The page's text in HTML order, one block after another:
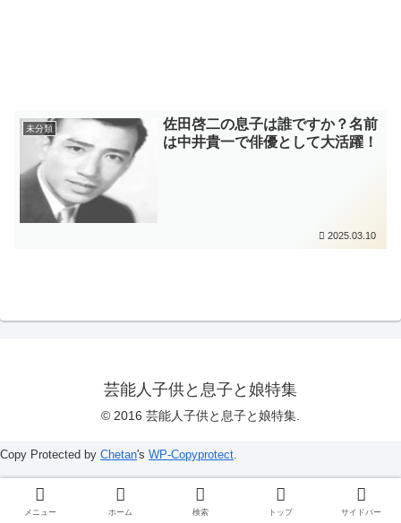
未分類
佐田啓二の息子は誰ですか？名前
は中井貴一で俳優として大活躍！
2025.03.10
芸能人子供と息子と娘特集
© 2016 芸能人子供と息子と娘特集.
メニュー ホーム 検索 トップ サイドバー
Copy Protected by Chetan's WP-Copyprotect